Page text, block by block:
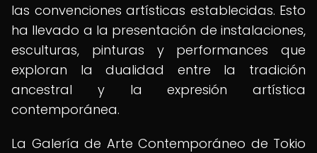
las convenciones artísticas establecidas. Esto
ha llevado a la presentación de instalaciones,
esculturas, pinturas y performances que
exploran la dualidad entre la tradición
ancestral y la expresión artística
contemporánea.
La Galería de Arte Contemporáneo de Tokio